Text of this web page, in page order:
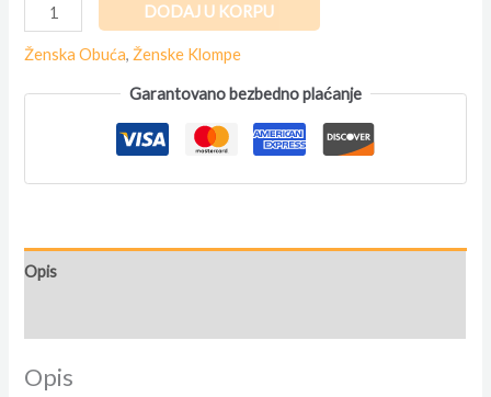
DODAJ U KORPU
Ženska Obuća, Ženske Klompe
Garantovano bezbedno plaćanje
Opis
Opis